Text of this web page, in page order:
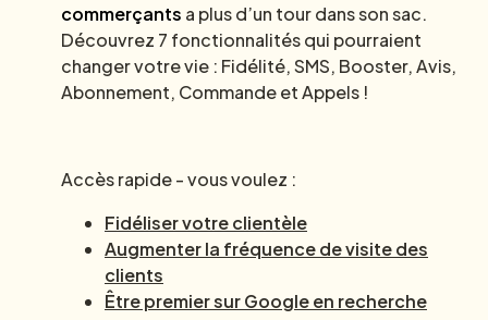
commerçants a plus d’un tour dans son sac.
Découvrez 7 fonctionnalités qui pourraient
changer votre vie : Fidélité, SMS, Booster, Avis,
Abonnement, Commande et Appels !
Accès rapide - vous voulez :
Fidéliser votre clientèle
Augmenter la fréquence de visite des
clients
Être premier sur Google en recherche